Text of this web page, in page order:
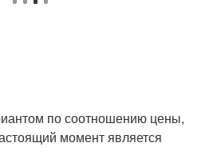
по соотношению цены,
момент является